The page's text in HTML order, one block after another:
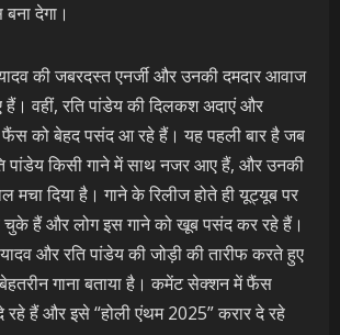
देगा।
की जबरदस्त एनर्जी और उनकी दमदार आवाज
हैं। वहीं, रति पांडेय की दिलकश अदाएं और
फैंस को बेहद पसंद आ रहे हैं। यह पहली बार है जब
पांडेय किसी गाने में साथ नजर आए हैं, और उनकी
मचा दिया है। गाने के रिलीज होते ही यूट्यूब पर
चुके हैं और लोग इस गाने को खूब पसंद कर रहे हैं।
और रति पांडेय की जोड़ी की तारीफ करते हुए
गाना बताया है। कमेंट सेक्शन में फैंस
रहे हैं और इसे “होली एंथम 2025” करार दे रहे